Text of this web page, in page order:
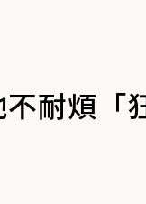
耐煩「